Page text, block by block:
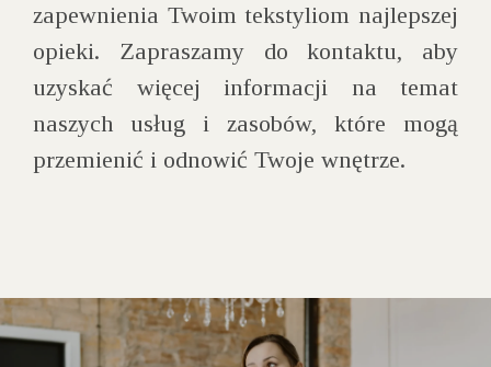
zapewnienia Twoim tekstyliom najlepszej
opieki. Zapraszamy do kontaktu, aby
uzyskać więcej informacji na temat
naszych usług i zasobów, które mogą
przemienić i odnowić Twoje wnętrze.